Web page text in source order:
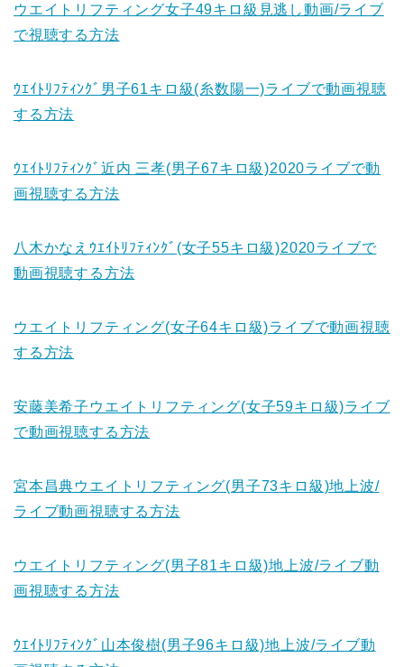
ウエイトリフティング女子49キロ級見逃し動画/ライブ
で視聴する方法
ｳｴｲﾄﾘﾌﾃｨﾝｸﾞ男子61キロ級(糸数陽一)ライブで動画視聴
する方法
ｳｴｲﾄﾘﾌﾃｨﾝｸﾞ近内 三孝(男子67キロ級)2020ライブで動
画視聴する方法
八木かなえｳｴｲﾄﾘﾌﾃｨﾝｸﾞ(女子55キロ級)2020ライブで
動画視聴する方法
ウエイトリフティング(女子64キロ級)ライブで動画視聴
する方法
安藤美希子ウエイトリフティング(女子59キロ級)ライブ
で動画視聴する方法
宮本昌典ウエイトリフティング(男子73キロ級)地上波/
ライブ動画視聴する方法
ウエイトリフティング(男子81キロ級)地上波/ライブ動
画視聴する方法
ｳｴｲﾄﾘﾌﾃｨﾝｸﾞ山本俊樹(男子96キロ級)地上波/ライブ動